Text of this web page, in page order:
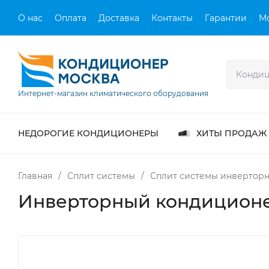
О нас Оплата Доставка Контакты Гарантии
Интернет-магазин климатического оборудования
НЕДОРОГИЕ КОНДИЦИОНЕРЫ ХИТЫ ПРОДАЖ
Главная / Сплит системы / Сплит системы
Инверторный